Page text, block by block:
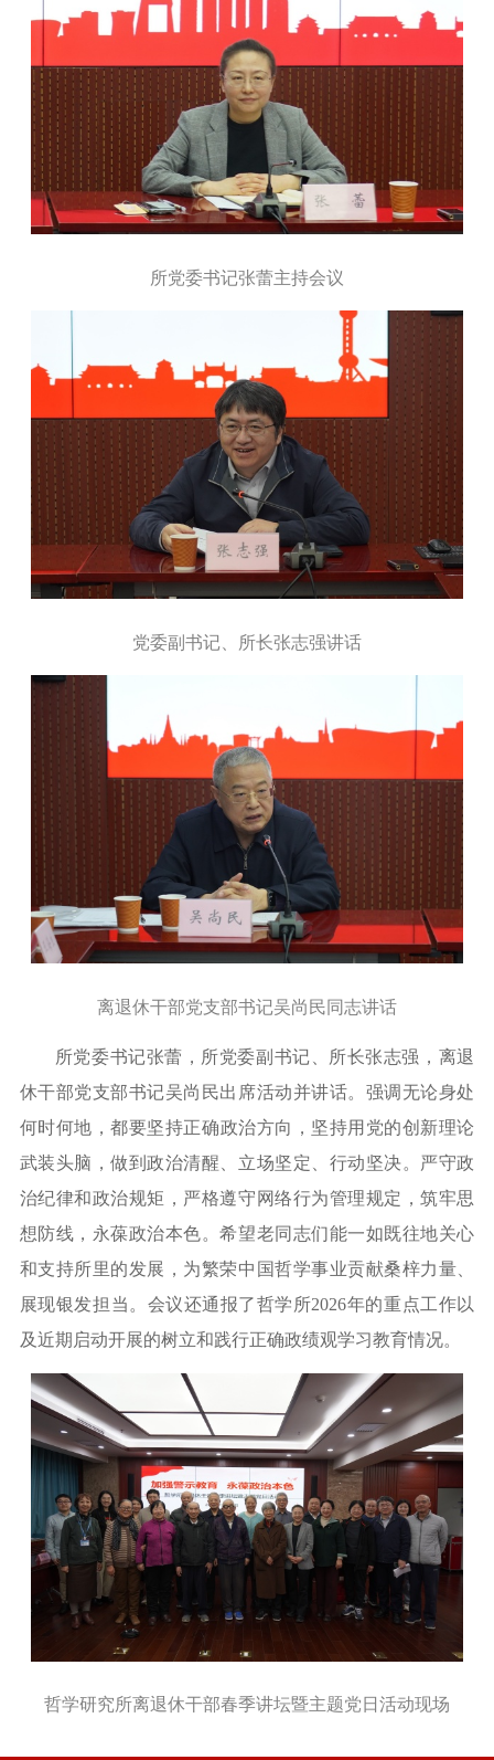
所党委书记张蕾主持会议
党委副书记、所长张志强讲话
离退休干部党支部书记吴尚民同志讲话
所党委书记张蕾，所党委副书记、所长张志强，离退
休干部党支部书记吴尚民出席活动并讲话。 强调 无论身处
何时何地，都要坚持正确政治方向 ，坚持用党的创新理论
武装头脑，做到政治清醒、立场坚定、行动坚决。严守政
治纪律和政治规矩，严格遵守网络行为管理规定，筑牢思
想防线，永葆政治本色。希望老同志们能一如既往地关心
和支持所里的发展，为繁荣中国哲学事业贡献桑梓力量、
展现银发担当 。 会议还通报了哲学所2026年的重点工作以
及近期 启动开展的树立和践行正确政绩观学习教育情况。
哲学研究所离退休干部春季讲坛暨主题党日活动现场